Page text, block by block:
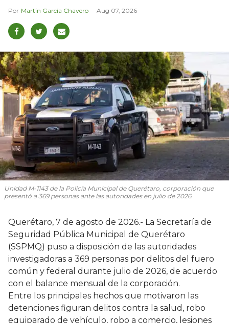
Martín García Chavero Aug 07, 2026
Unidad M-1143 de la Policía Municipal de Querétaro, corporación que
presentó a 369 personas ante las autoridades en julio de 2026.
Querétaro, 7 de agosto de 2026.- La Secretaría de
Seguridad Pública Municipal de Querétaro
(SSPMQ) puso a disposición de las autoridades
investigadoras a 369 personas por delitos del fuero
común y federal durante julio de 2026, de acuerdo
con el balance mensual de la corporación.
Entre los principales hechos que motivaron las
detenciones figuran delitos contra la salud, robo
equiparado de vehículo, robo a comercio, lesiones